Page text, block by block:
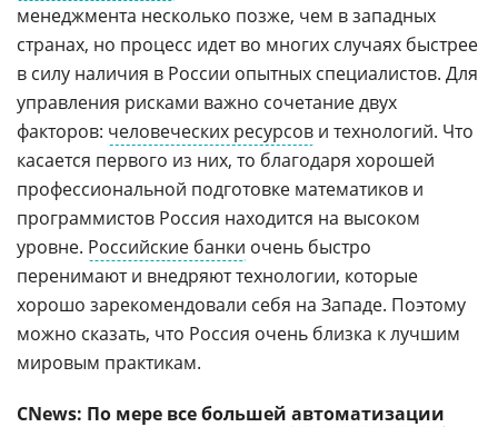
менеджмента несколько позже, чем в западных
странах, но процесс идет во многих случаях быстрее
в силу наличия в России опытных специалистов. Для
управления рисками важно сочетание двух
факторов: человеческих ресурсов и технологий. Что
касается первого из них, то благодаря хорошей
профессиональной подготовке математиков и
программистов Россия находится на высоком
уровне. Российские банки очень быстро
перенимают и внедряют технологии, которые
хорошо зарекомендовали себя на Западе. Поэтому
можно сказать, что Россия очень близка к лучшим
мировым практикам.
CNews: По мере все большей автоматизации